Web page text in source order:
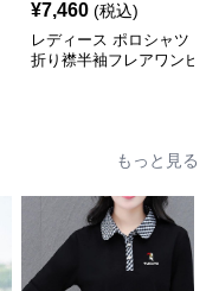
¥7,460 (税込)
レディース ポロシャツ
折り襟半袖フレアワンピ
もっと見る